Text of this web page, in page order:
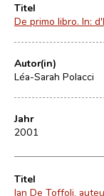
Titel
De primo libro. In:
Autor(in)
Léa-Sarah Polacci
Jahr
2001
Titel
Ian De Toffoli,